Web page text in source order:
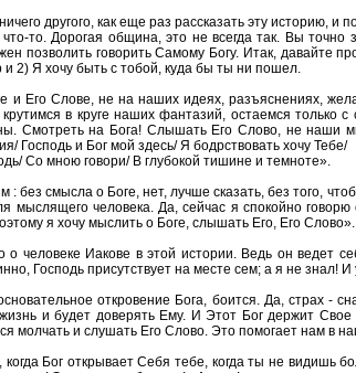
другого, как еще раз рассказать эту историю,
то. Дорогая община, это не всегда так. Вы
позволить говорить Самому Богу. Итак, давайте
2) Я хочу быть с тобой, куда бы ты ни пошел.
и Его Слове, не на наших идеях, разъяснениях,
в круге наших фантазий, остаемся только
Смотреть на Бога! Слышать Его Слово, не наши
Господь и Бог мой здесь/ Я бодрствовать хочу Тебе/
Со мною говори/ В глубокой тишине и темноте».
без смысла о Боге, нет, лучше сказать, без того,
человека. Да, сейчас я спокойно
я хочу мыслить о Боге, слышать Его, Его Слово».
человеке Иакове в этой истории. Ведь он ведет
Господь присутствует на месте сем; а я не
откровение Бога, боится. Да, страх
и будет доверять Ему. И Этот Бог держит
молчать и слушать Его Слово. Это помогает нам в
Бог открывает Себя тебе, когда ты не видишь